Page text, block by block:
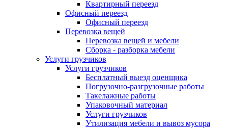
Квартирный переезд
Офисный переезд
Офисный переезд
Перевозка вещей
Перевозка вещей и мебели
Сборка - разборка мебели
Услуги грузчиков
Услуги грузчиков
Бесплатный выезд оценщика
Погрузочно-разгрузочные работы
Такелажные работы
Упаковочный материал
Услуги грузчиков
Утилизация мебели и вывоз мусора